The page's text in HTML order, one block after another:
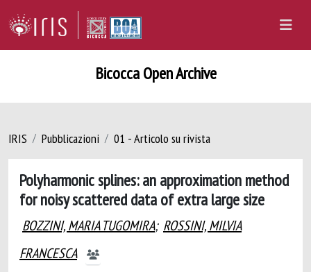
Bicocca Open Archive
IRIS Pubblicazioni 01 - Articolo su rivista
Polyharmonic splines: an approximation method
for noisy scattered data of extra large size
BOZZINI, MARIA TUGOMIRA; ROSSINI, MILVIA
FRANCESCA